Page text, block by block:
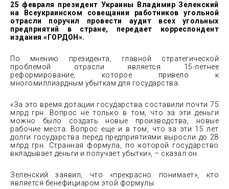
25 февраля президент Украины Владимир Зеленский
на Всеукраинском совещании работников угольной
отрасли поручил провести аудит всех угольных
предприятий в стране, передает корреспондент
издания «ГОРДОН».
По мнению президента, главной стратегической
проблемой отрасли является 15-летнее
реформирование, которое привело к
многомиллиардным убыткам для государства.
«За это время дотации государства составили почти 75
млрд грн. Вопрос не только в том, что за эти деньги
можно было создать новые производства, новые
рабочие места. Вопрос еще и в том, что за эти 15 лет
долги государства перед предприятиями выросли до 28
млрд грн. Странная формула, по которой государство
вкладывает деньги и получает убытки», – сказал он.
Зеленский заявил, что «прекрасно понимает», кто
является бенефициаром этой формулы.